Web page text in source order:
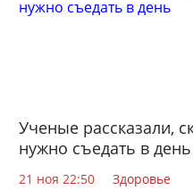
Ученые рассказали,
нужно съедать в день
21 ноя 22:50
Здоровье